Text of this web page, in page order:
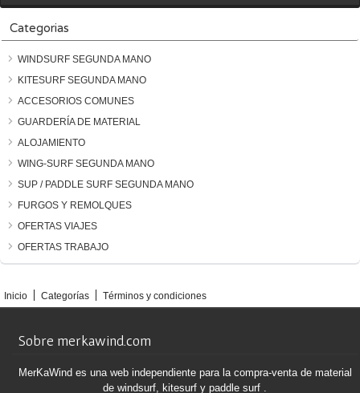
Categorias
WINDSURF SEGUNDA MANO
KITESURF SEGUNDA MANO
ACCESORIOS COMUNES
GUARDERÍA DE MATERIAL
ALOJAMIENTO
WING-SURF SEGUNDA MANO
SUP / PADDLE SURF SEGUNDA MANO
FURGOS Y REMOLQUES
OFERTAS VIAJES
OFERTAS TRABAJO
Inicio Categorías Términos y condiciones
Sobre merkawind.com
MerKaWind es una web independiente para la compra-venta de material
de windsurf, kitesurf y paddle surf .